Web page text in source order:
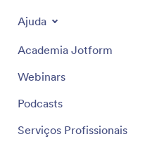
Ajuda
Academia Jotform
Webinars
Podcasts
Serviços Profissionais